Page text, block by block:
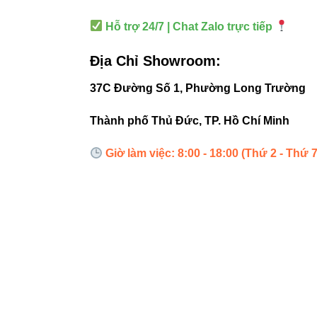
Không lắp
5. Hệ
Hỗ trợ 24/7 | Chat Zalo trực tiếp
Địa Chỉ Showroom:
37C Đường Số 1, Phường Long Trường
Thành phố Thủ Đức, TP. Hồ Chí Minh
Giờ làm việc: 8:00 - 18:00 (Thứ 2 - Thứ